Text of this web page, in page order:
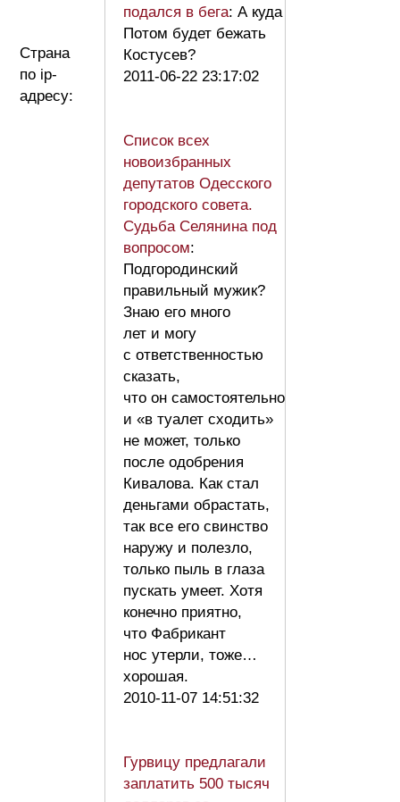
Страна
по ip-
адресу:
подался в бега: А куда
Потом будет бежать
Костусев?
2011-06-22 23:17:02
Список всех
новоизбранных
депутатов Одесского
городского совета.
Судьба Селянина под
вопросом:
Подгородинский
правильный мужик?
Знаю его много
лет и могу
с ответственностью
сказать,
что он самостоятельно
и «в туалет сходить»
не может, только
после одобрения
Кивалова. Как стал
деньгами обрастать,
так все его свинство
наружу и полезло,
только пыль в глаза
пускать умеет. Хотя
конечно приятно,
что Фабрикант
нос утерли, тоже…
хорошая.
2010-11-07 14:51:32
Гурвицу предлагали
заплатить 500 тысяч